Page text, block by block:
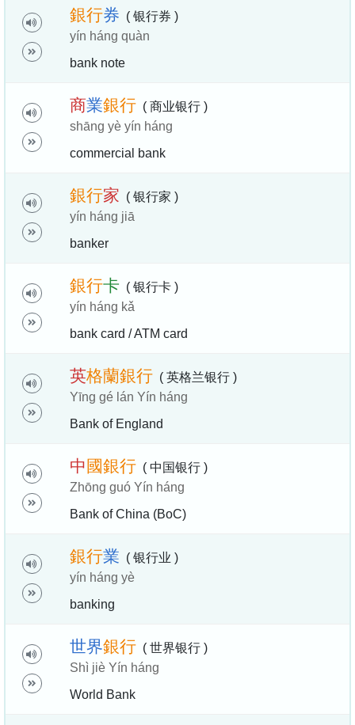
銀行券 ( 银行券 )
yín háng quàn
bank note
商業銀行 ( 商业银行 )
shāng yè yín háng
commercial bank
銀行家 ( 银行家 )
yín háng jiā
banker
銀行卡 ( 银行卡 )
yín háng kǎ
bank card / ATM card
英格蘭銀行 ( 英格兰银行 )
Yīng gé lán Yín háng
Bank of England
中 國銀行 ( 中国银行 )
Zhōng guó Yín háng
Bank of China (BoC)
銀行業 ( 银行业 )
yín háng yè
banking
世界銀行 ( 世界银行 )
Shì jiè Yín háng
World Bank